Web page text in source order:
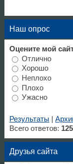
Наш опрос
Оцените мой
Отлично
Хорошо
Неплохо
Плохо
Ужасно
Результаты
Всего ответов: 125
Друзья сайта